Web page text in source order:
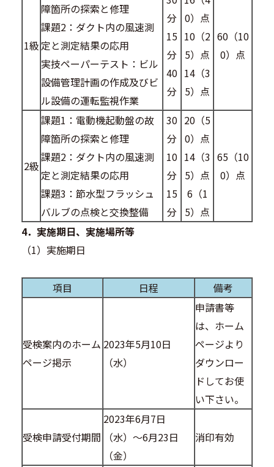
1級
障箇所の探索と修理
課題2：ダクト内の風速測
定と測定結果の応用
実技ペーパーテスト：ビル
設備管理計画の作成及びビ
ル設備の運転監視作業
分
15
分
40
分
0）点
10（2
5）点
14（3
5）点
60（10
0）点
2級
課題1：電動機起動盤の故
障箇所の探索と修理
課題2：ダクト内の風速測
定と測定結果の応用
課題3：節水型フラッシュ
バルブの点検と交換整備
30
分
10
分
15
分
20（5
0）点
14（3
5）点
6（1
5）点
65（10
0）点
4．実施期日、実施場所等
（1）実施期日
項目 日程 備考
受検案内のホーム
ページ掲示
2023年5月10日
（水）
申請書等
は、ホーム
ページより
ダウンロー
ドしてお使
い下さい。
受検申請受付期間
2023年6月7日
（水）～6月23日
（金）
消印有効